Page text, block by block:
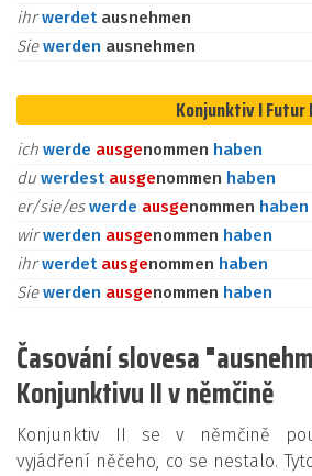
ihrwerdet ausnehmen
Siewerden ausnehmen
Konjunktiv I Futur
ich werde ausgenommen haben
du werdest ausgenommen haben
er/sie/eswerde ausgenommen haben
wirwerden ausgenommen haben
ihrwerdet ausgenommen haben
Siewerden ausgenommen haben
Časování slovesa
Konjunktivu II v němčině
Konjunktiv II se v němčině
vyjádření něčeho, co se nestalo.